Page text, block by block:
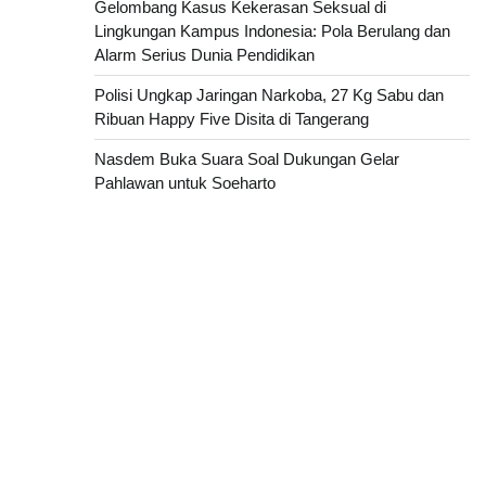
Gelombang Kasus Kekerasan Seksual di
Lingkungan Kampus Indonesia: Pola Berulang dan
Alarm Serius Dunia Pendidikan
Polisi Ungkap Jaringan Narkoba, 27 Kg Sabu dan
Ribuan Happy Five Disita di Tangerang
Nasdem Buka Suara Soal Dukungan Gelar
Pahlawan untuk Soeharto